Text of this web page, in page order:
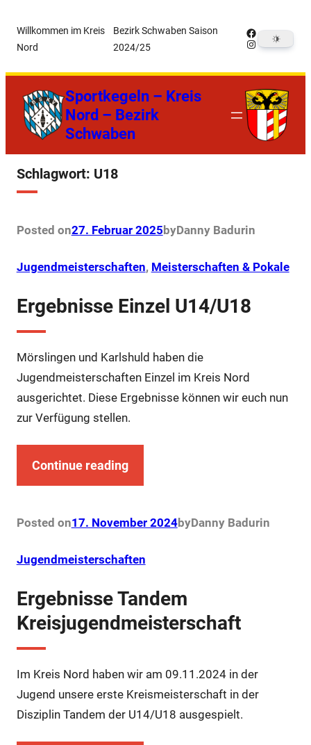
Inhalt
springen
Willkommen im Kreis
Nord
Bezirk Schwaben Saison
2024/25
Facebook
Instagram
Sportkegeln – Kreis
Nord – Bezirk
Schwaben
Schlagwort: U18
Posted on27. Februar 2025byDanny Badurin
Jugendmeisterschaften, Meisterschaften & Pokale
Ergebnisse Einzel U14/U18
Mörslingen und Karlshuld haben die
Jugendmeisterschaften Einzel im Kreis Nord
ausgerichtet. Diese Ergebnisse können wir euch nun
zur Verfügung stellen.
Continue reading
Posted on17. November 2024byDanny Badurin
Jugendmeisterschaften
Ergebnisse Tandem
Kreisjugendmeisterschaft
Im Kreis Nord haben wir am 09.11.2024 in der
Jugend unsere erste Kreismeisterschaft in der
Disziplin Tandem der U14/U18 ausgespielt.